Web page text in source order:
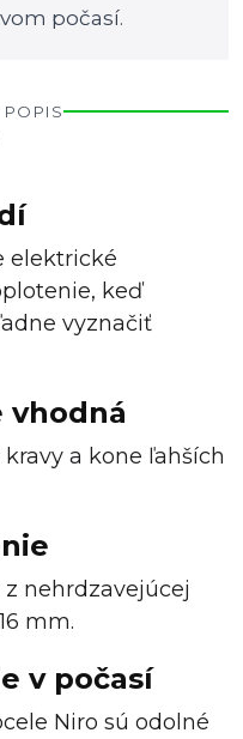
počasí.
elektrické
keď
vyznačiť
vhodná
a kone ľahších
nehrdzavejúcej
mm.
v počasí
Niro sú odolné